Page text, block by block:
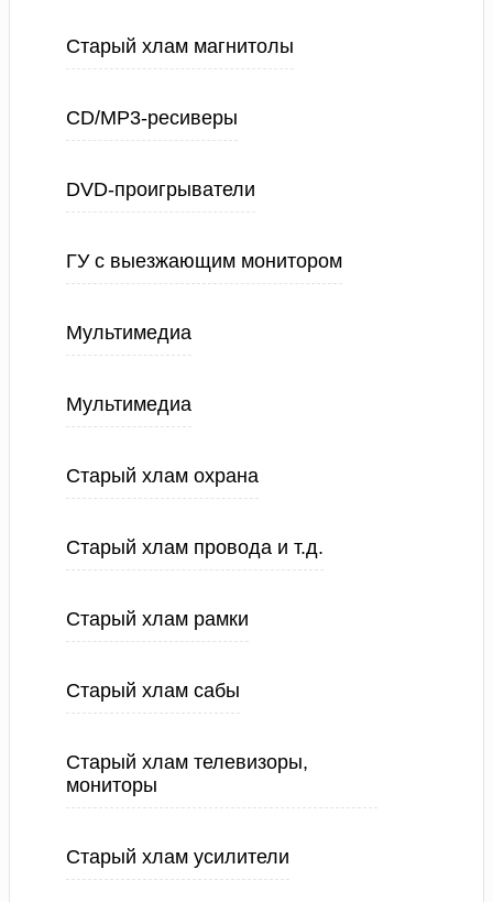
Старый хлам магнитолы
CD/MP3-ресиверы
DVD-проигрыватели
ГУ с выезжающим монитором
Мультимедиа
Мультимедиа
Старый хлам охрана
Старый хлам провода и т.д.
Старый хлам рамки
Старый хлам сабы
Старый хлам телевизоры,
мониторы
Старый хлам усилители